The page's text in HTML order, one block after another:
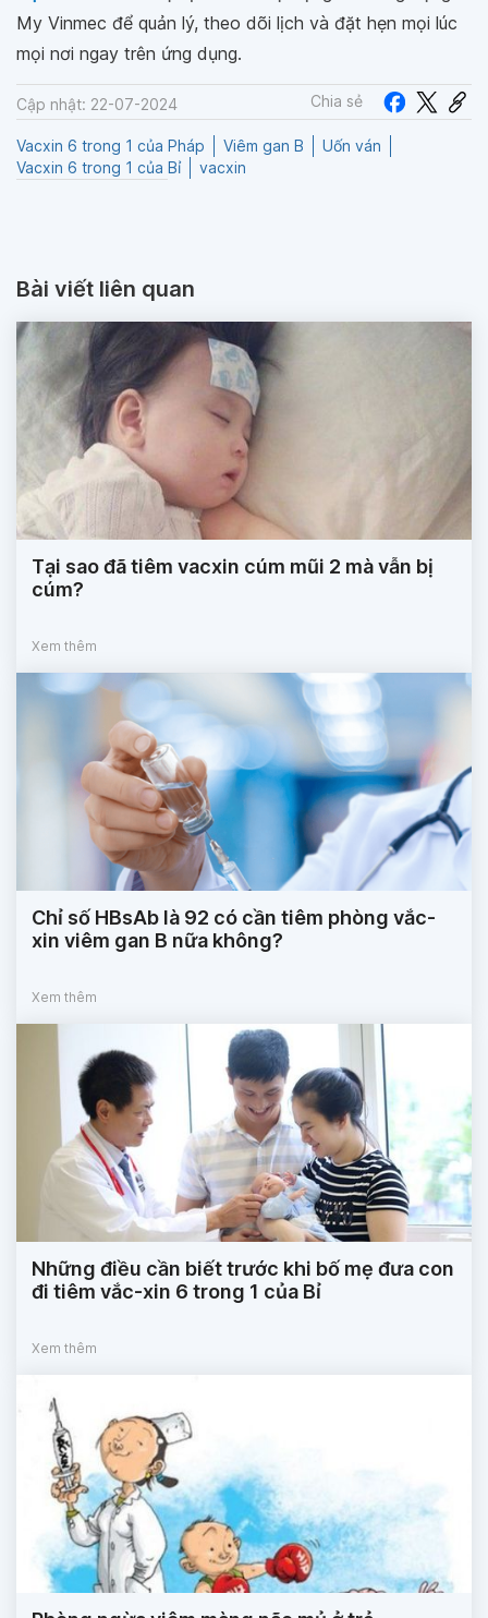
My Vinmec để quản lý, theo dõi lịch và đặt hẹn mọi lúc
mọi nơi ngay trên ứng dụng.
Cập nhật: 22-07-2024 Chia sẻ
Vacxin 6 trong 1 của Pháp Viêm gan B
Uốn ván
Vacxin 6 trong 1 của Bỉ
vacxin
Bài viết liên quan
Tại sao đã tiêm vacxin cúm mũi 2 mà vẫn bị
cúm?
Xem thêm
Chỉ số HBsAb là 92 có cần tiêm phòng vắc-
xin viêm gan B nữa không?
Xem thêm
Những điều cần biết trước khi bố mẹ đưa con
đi tiêm vắc-xin 6 trong 1 của Bỉ
Xem thêm